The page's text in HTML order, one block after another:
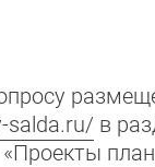
salda.ru/ в
«Проекты